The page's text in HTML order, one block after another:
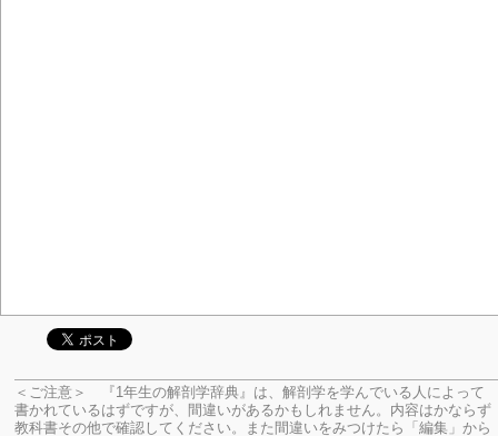
＜ご注意＞ 『1年生の解剖学辞典』は、解剖学を学んでいる人によって
書かれているはずですが、間違いがあるかもしれません。内容はかならず
教科書その他で確認してください。
また間違いをみつけたら「編集」から